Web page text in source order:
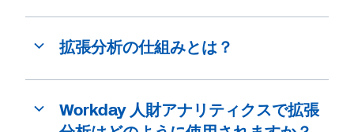
拡張分析の仕組みとは？
Workday 人財アナリティクスで拡張